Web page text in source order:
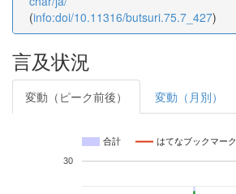
(info:doi/10.11316/butsuri.75.7_427)
言及状況
変動（ピーク前後） 変動（月別）
合計 はてなブックマーク
30